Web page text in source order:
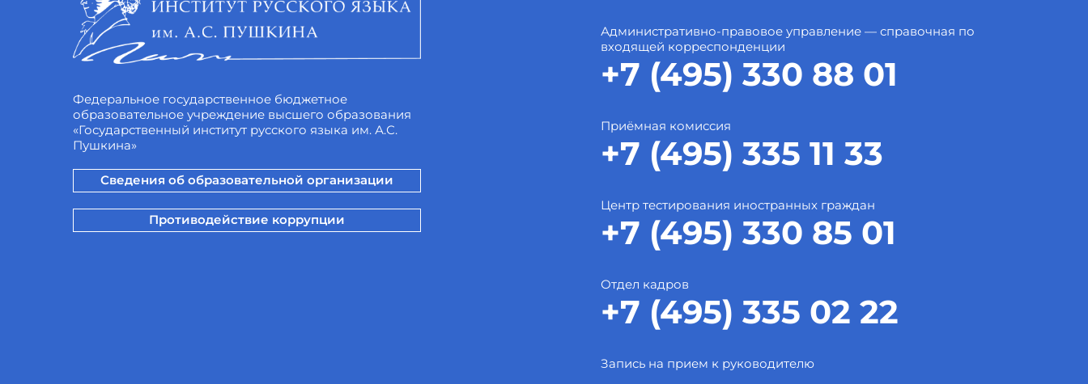
Федеральное государственное бюджетное
образовательное учреждение высшего образования
«Государственный институт русского языка им. А.С.
Пушкина»
Сведения об образовательной организации
Противодействие коррупции
Административно-правовое управление — справочная по
входящей корреспонденции
+7 (495) 330 88 01
Приёмная комиссия
+7 (495) 335 11 33
Центр тестирования иностранных граждан
+7 (495) 330 85 01
Отдел кадров
+7 (495) 335 02 22
Запись на прием к руководителю